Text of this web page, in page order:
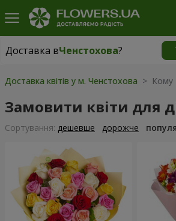
Доставка вЧенстохова?
Доставка вЧенстохова|
Доставка квітів у м. Ченстохова > Кому
Замовити квіти для
Сортування: дешевше дорожче